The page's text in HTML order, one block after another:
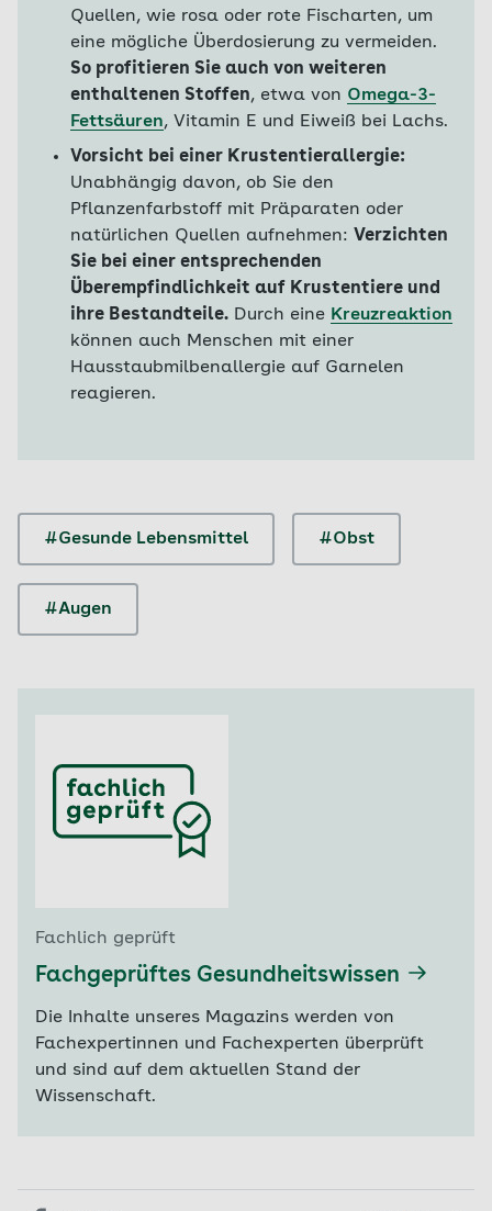
Quellen, wie rosa oder rote Fischarten, um
eine mögliche Überdosierung zu vermeiden.
So profitieren Sie auch von weiteren
enthaltenen Stoffen, etwa von Omega-3-
Fettsäuren, Vitamin E und Eiweiß bei Lachs.
Vorsicht bei einer Krustentierallergie:
Unabhängig davon, ob Sie den
Pflanzenfarbstoff mit Präparaten oder
natürlichen Quellen aufnehmen: Verzichten
Sie bei einer entsprechenden
Überempfindlichkeit auf Krustentiere und
ihre Bestandteile. Durch eine Kreuzreaktion
können auch Menschen mit einer
Hausstaubmilbenallergie auf Garnelen
reagieren.
#Gesunde Lebensmittel #Obst
#Augen
Fachlich geprüft
Fachgeprüftes Gesundheitswissen
Die Inhalte unseres Magazins werden von
Fachexpertinnen und Fachexperten überprüft
und sind auf dem aktuellen Stand der
Wissenschaft.